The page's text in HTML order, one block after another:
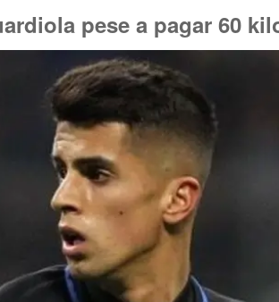
pese a pagar 60